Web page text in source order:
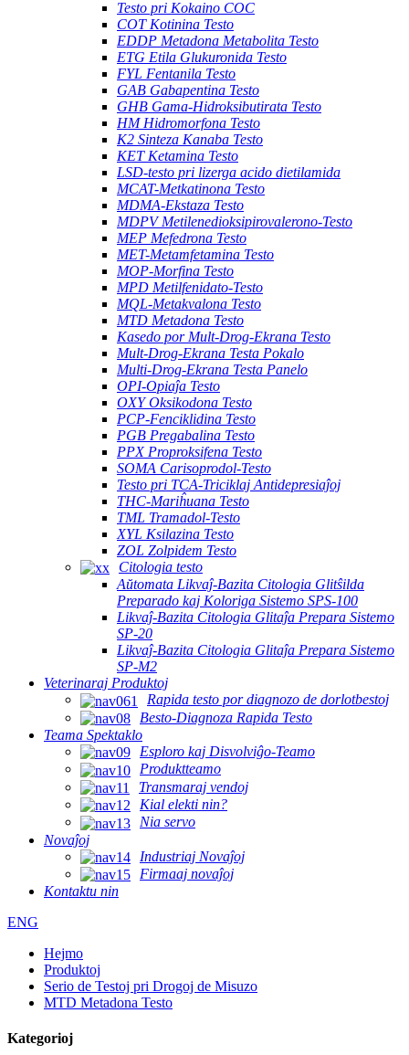
Testo pri Kokaino COC
COT Kotinina Testo
EDDP Metadona Metabolita Testo
ETG Etila Glukuronida Testo
FYL Fentanila Testo
GAB Gabapentina Testo
GHB Gama-Hidroksibutirata Testo
HM Hidromorfona Testo
K2 Sinteza Kanaba Testo
KET Ketamina Testo
LSD-testo pri lizerga acido dietilamida
MCAT-Metkatinona Testo
MDMA-Ekstaza Testo
MDPV Metilenedioksipirovalerono-Testo
MEP Mefedrona Testo
MET-Metamfetamina Testo
MOP-Morfina Testo
MPD Metilfenidato-Testo
MQL-Metakvalona Testo
MTD Metadona Testo
Kasedo por Mult-Drog-Ekrana Testo
Mult-Drog-Ekrana Testa Pokalo
Multi-Drog-Ekrana Testa Panelo
OPI-Opiaĵa Testo
OXY Oksikodona Testo
PCP-Fenciklidina Testo
PGB Pregabalina Testo
PPX Proproksifena Testo
SOMA Carisoprodol-Testo
Testo pri TCA-Triciklaj Antidepresiaĵoj
THC-Mariĥuana Testo
TML Tramadol-Testo
XYL Ksilazina Testo
ZOL Zolpidem Testo
Citologia testo
Aŭtomata Likvaĵ-Bazita Citologia Glitŝilda
Preparado kaj Koloriga Sistemo SPS-100
Likvaĵ-Bazita Citologia Glitaĵa Prepara Sistemo
SP-20
Likvaĵ-Bazita Citologia Glitaĵa Prepara Sistemo
SP-M2
Veterinaraj Produktoj
Rapida testo por diagnozo de dorlotbestoj
Besto-Diagnoza Rapida Testo
Teama Spektaklo
Esploro kaj Disvolviĝo-Teamo
Produktteamo
Transmaraj vendoj
Kial elekti nin?
Nia servo
Novaĵoj
Industriaj Novaĵoj
Firmaaj novaĵoj
Kontaktu nin
ENG
Hejmo
Produktoj
Serio de Testoj pri Drogoj de Misuzo
MTD Metadona Testo
Kategorioj